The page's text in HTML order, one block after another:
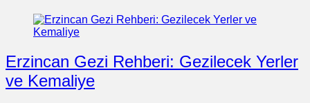
Erzincan Gezi Rehberi: Gezilecek Yerler
ve Kemaliye